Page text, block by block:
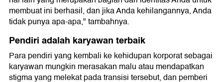
membuat ini berhasil, dan jika Anda kehilangannya, Anda
tidak punya apa-apa," tambahnya.
Pendiri adalah karyawan terbaik
Para pendiri yang kembali ke kehidupan korporat sebagai
karyawan mungkin merasakan malu atau mendapatkan
stigma yang melekat pada transisi tersebut, dan pemberi